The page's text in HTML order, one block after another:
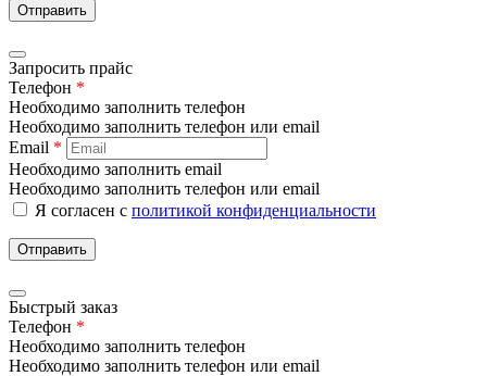
Отправить
Запросить прайс
Телефон *
Необходимо заполнить телефон
Необходимо заполнить телефон или email
Email *
Необходимо заполнить email
Необходимо заполнить телефон или email
Я согласен с политикой конфиденциальности
Отправить
Быстрый заказ
Телефон *
Необходимо заполнить телефон
Необходимо заполнить телефон или email